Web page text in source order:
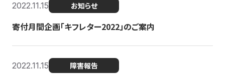
2022.11.15 お知らせ
寄付月間企画「キフレター2022」のご案内
2022.11.15 障害報告